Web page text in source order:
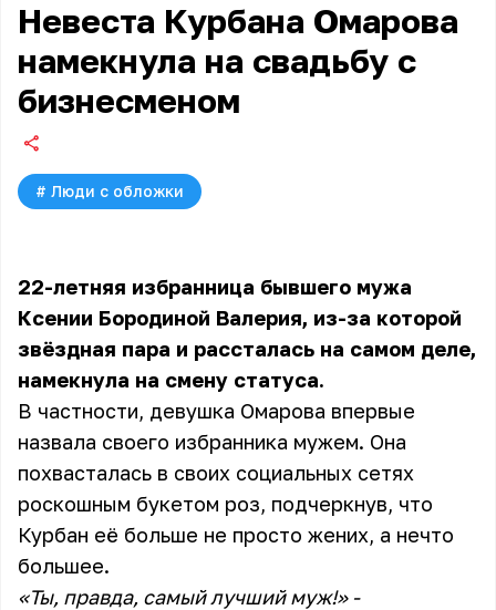
Невеста Курбана Омарова
намекнула на свадьбу с
бизнесменом
# Люди с обложки
22-летняя избранница бывшего мужа
Ксении Бородиной Валерия, из-за которой
звёздная пара и рассталась на самом деле,
намекнула на смену статуса.
В частности, девушка Омарова впервые
назвала своего избранника мужем. Она
похвасталась в своих социальных сетях
роскошным букетом роз, подчеркнув, что
Курбан её больше не просто жених, а нечто
большее.
«Ты, правда, самый лучший муж!» -